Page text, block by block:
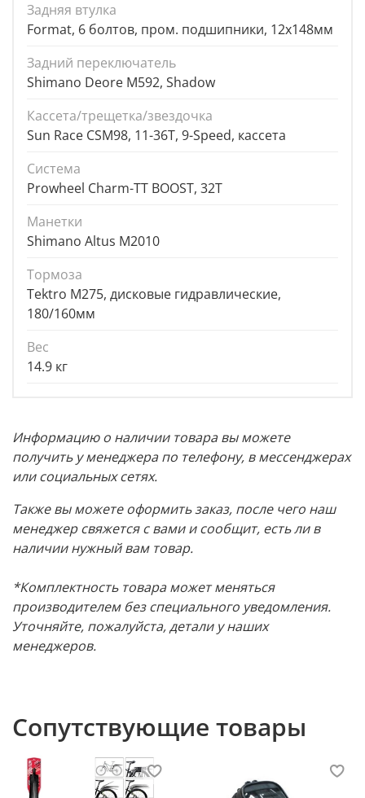
Задняя втулка
Format, 6 болтов, пром. подшипники, 12x148мм
Задний переключатель
Shimano Deore M592, Shadow
Кассета/трещетка/звездочка
Sun Race CSM98, 11-36T, 9-Speed, кассета
Система
Prowheel Charm-TT BOOST, 32T
Манетки
Shimano Altus M2010
Тормоза
Tektro M275, дисковые гидравлические,
180/160мм
Вес
14.9 кг
Информацию о наличии товара вы можете
получить у менеджера по телефону, в мессенджерах
или социальных сетях.
Также вы можете оформить заказ, после чего наш
менеджер свяжется с вами и сообщит, есть ли в
наличии нужный вам товар.
*Комплектность товара может меняться
производителем без специального уведомления.
Уточняйте, пожалуйста, детали у наших
менеджеров.
Сопутствующие товары